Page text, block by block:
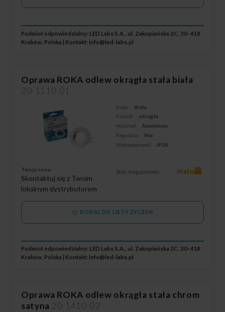
Podmiot odpowiedzialny: LED Labs S.A., ul. Zakopiańska 2C, 30-418
Kraków, Polska | Kontakt: info@led-labs.pl
Oprawa ROKA odlew okrągła stała biała
20-1110-01
Kolor:
Biała
Kształt:
okrągła
Materiał:
Aluminium
Regulacja:
Nie
Wodoodporność:
IP20
Twoja cena:
Skontaktuj się z Twoim
lokalnym dystrybutorem
Stan magazynowy: mało
DODAJ DO LISTY ŻYCZEŃ
Podmiot odpowiedzialny: LED Labs S.A., ul. Zakopiańska 2C, 30-418
Kraków, Polska | Kontakt: info@led-labs.pl
Oprawa ROKA odlew okrągła stała chrom
satyna 20-1410-02